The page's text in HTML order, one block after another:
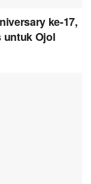
ke-17,
untuk Ojol